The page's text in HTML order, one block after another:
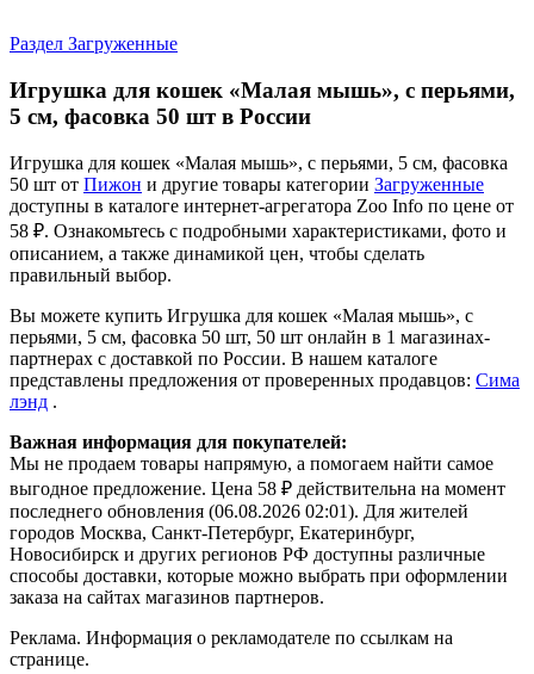
Раздел Загруженные
Игрушка для кошек «Малая мышь», с перьями,
5 см, фасовка 50 шт в России
Игрушка для кошек «Малая мышь», с перьями, 5 см, фасовка
50 шт от Пижон и другие товары категории Загруженные
доступны в каталоге интернет-агрегатора Zoo Info по цене от
58 ₽. Ознакомьтесь с подробными характеристиками, фото и
описанием, а также динамикой цен, чтобы сделать
правильный выбор.
Вы можете купить Игрушка для кошек «Малая мышь», с
перьями, 5 см, фасовка 50 шт, 50 шт онлайн в 1 магазинах-
партнерах с доставкой по России. В нашем каталоге
представлены предложения от проверенных продавцов: Сима
лэнд .
Важная информация для покупателей:
Мы не продаем товары напрямую, а помогаем найти самое
выгодное предложение. Цена 58 ₽ действительна на момент
последнего обновления (06.08.2026 02:01). Для жителей
городов Москва, Санкт-Петербург, Екатеринбург,
Новосибирск и других регионов РФ доступны различные
способы доставки, которые можно выбрать при оформлении
заказа на сайтах магазинов партнеров.
Реклама. Информация о рекламодателе по ссылкам на
странице.